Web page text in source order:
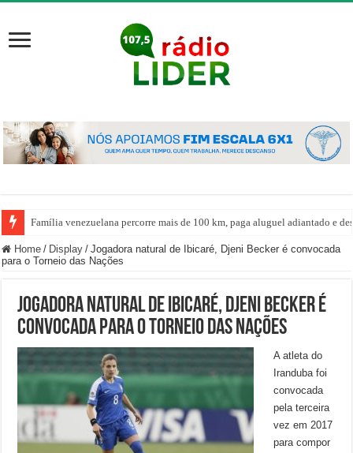
Família venezuelana percorre mais de 100 km, paga aluguel adiantado e
Home / Display / Jogadora natural de Ibicaré, Djeni Becker é convocada
para o Torneio das Nações
Jogadora natural de Ibicaré, Djeni Becker é
convocada para o Torneio das Nações
A atleta do
Iranduba foi
convocada
pela terceira
vez em 2017
para compor